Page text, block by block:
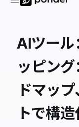
AIツール
ッピン
ドマッ
トで構